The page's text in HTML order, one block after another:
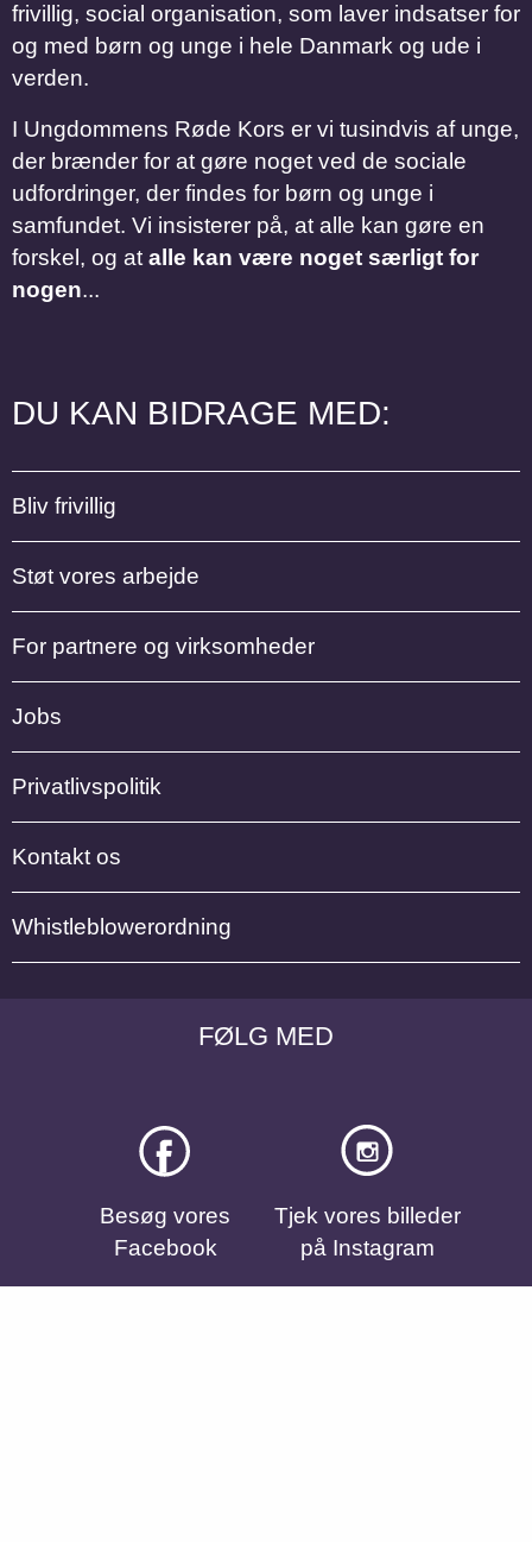
FØLG MED
Besøg vores
Facebook
Tjek vores billeder
på Instagram
frivillig, social organisation, som laver indsatser for
og med børn og unge i hele Danmark og ude i
verden.
I Ungdommens Røde Kors er vi tusindvis af unge,
der brænder for at gøre noget ved de sociale
udfordringer, der findes for børn og unge i
samfundet. Vi insisterer på, at alle kan gøre en
forskel, og at alle kan være noget særligt for
nogen...
DU KAN BIDRAGE MED:
Bliv frivillig
Støt vores arbejde
For partnere og virksomheder
Jobs
Privatlivspolitik
Kontakt os
Whistleblowerordning